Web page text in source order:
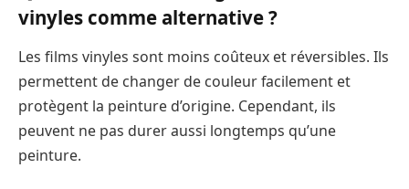
vinyles comme alternative ?
Les films vinyles sont moins coûteux et réversibles. Ils
permettent de changer de couleur facilement et
protègent la peinture d’origine. Cependant, ils
peuvent ne pas durer aussi longtemps qu’une
peinture.